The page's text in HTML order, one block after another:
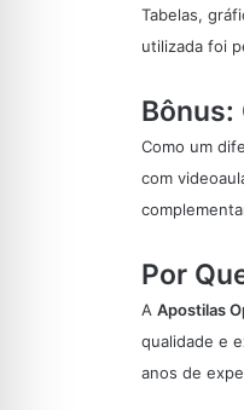
Tabelas,
utilizada foi
Bônus:
Como um
com
Por
A Apostilas
qualidade e
anos de